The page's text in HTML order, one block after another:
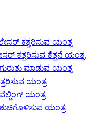
ಕತ್ತರಿಸುವ ಯಂತ್ರ
ಕತ್ತರಿಸುವ ಕೆತ್ತನೆ ಯಂತ್ರ
ಮಾಡುವ ಯಂತ್ರ
ಯಂತ್ರ
ಯಂತ್ರ
ಯಂತ್ರ